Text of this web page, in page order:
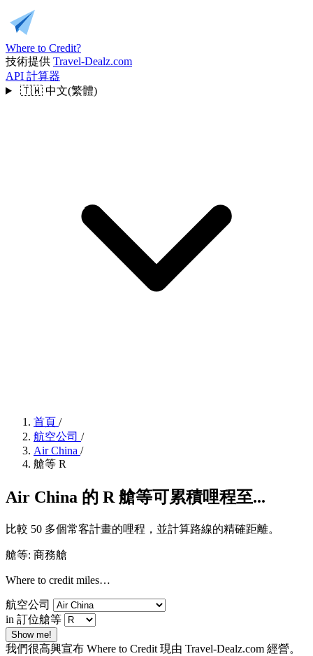
Where to Credit?
技術提供 Travel-Dealz.com
API 計算器
🇹🇼 中文(繁體)
首頁 /
航空公司 /
Air China /
艙等 R
Air China 的 R 艙等可累積哩程至...
比較 50 多個常客計畫的哩程，並計算路線的精確距離。
艙等: 商務艙
Where to credit miles…
航空公司
in 訂位艙等
Show me!
我們很高興宣布 Where to Credit 現由 Travel-Dealz.com 經營。